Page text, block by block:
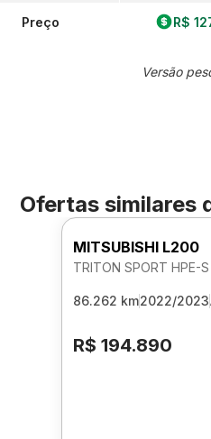
Preço R$
Versão
Ofertas similares
MITSUBISHI L200
86.262 km2022/2023
R$ 194.890